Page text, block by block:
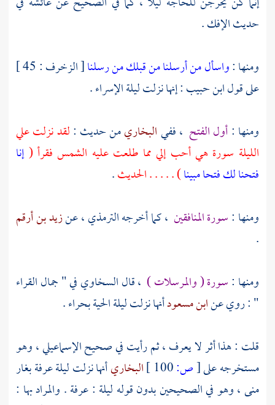
حديث الإفك .
ومنها :واسأل من أرسلنا من قبلك من رسلنا
[ الزخرف : 45 ]
على قولابن حبيب: إنها نزلت ليلة الإسراء .
ومنها :أول الفتح ، ففيالبخاريمن حديث :لقد نزلت علي
الليلة سورة هي أحب إلي مما طلعت عليه الشمس فقرأ (إنا
فتحنا لك فتحا مبينا) . . . . . الحديث.
ومنها :سورة المنافقين ، كما أخرجهالترمذي ،عنزيد بن أرقم
.
ومنها :سورة ( والمرسلات ) ، قالالسخاويفي " جمال القراء
" : روي عنابن مسعودأنها نزلت ليلة الحيةبحراء.
قلت : هذا أثر لا يعرف ، ثم رأيت في صحيحالإسماعيلي، وهو
مستخرجه على[ص: البخاريأنها نزلت ليلة عرفة بغار
منى، وهو في الصحيحين بدون قوله ليلة :عرفة. والمراد بها :